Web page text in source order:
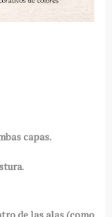
capas.